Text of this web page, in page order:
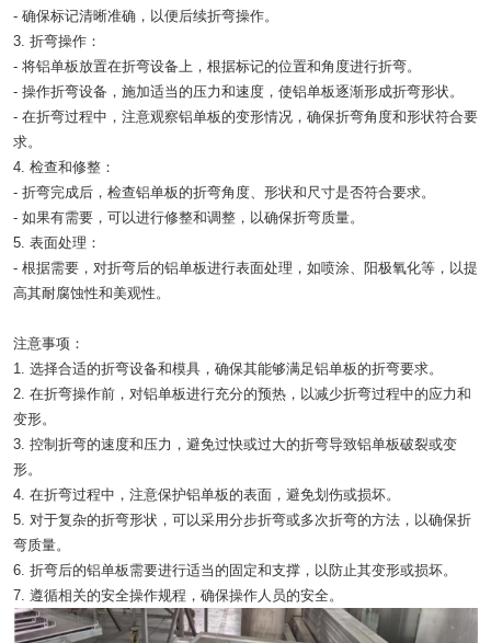
- 确保标记清晰准确，以便后续折弯操作。
3. 折弯操作：
- 将铝单板放置在折弯设备上，根据标记的位置和角度进行折弯。
- 操作折弯设备，施加适当的压力和速度，使铝单板逐渐形成折弯形状。
- 在折弯过程中，注意观察铝单板的变形情况，确保折弯角度和形状符合要
求。
4. 检查和修整：
- 折弯完成后，检查铝单板的折弯角度、形状和尺寸是否符合要求。
- 如果有需要，可以进行修整和调整，以确保折弯质量。
5. 表面处理：
- 根据需要，对折弯后的铝单板进行表面处理，如喷涂、阳极氧化等，以提
高其耐腐蚀性和美观性。
注意事项：
1. 选择合适的折弯设备和模具，确保其能够满足铝单板的折弯要求。
2. 在折弯操作前，对铝单板进行充分的预热，以减少折弯过程中的应力和
变形。
3. 控制折弯的速度和压力，避免过快或过大的折弯导致铝单板破裂或变
形。
4. 在折弯过程中，注意保护铝单板的表面，避免划伤或损坏。
5. 对于复杂的折弯形状，可以采用分步折弯或多次折弯的方法，以确保折
弯质量。
6. 折弯后的铝单板需要进行适当的固定和支撑，以防止其变形或损坏。
7. 遵循相关的安全操作规程，确保操作人员的安全。